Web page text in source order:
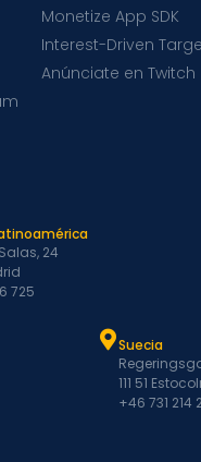
Monetize App SDK
Interest-Driven
Anúnciate en Twitch
24
725
Suecia
111 51
+46 731 214